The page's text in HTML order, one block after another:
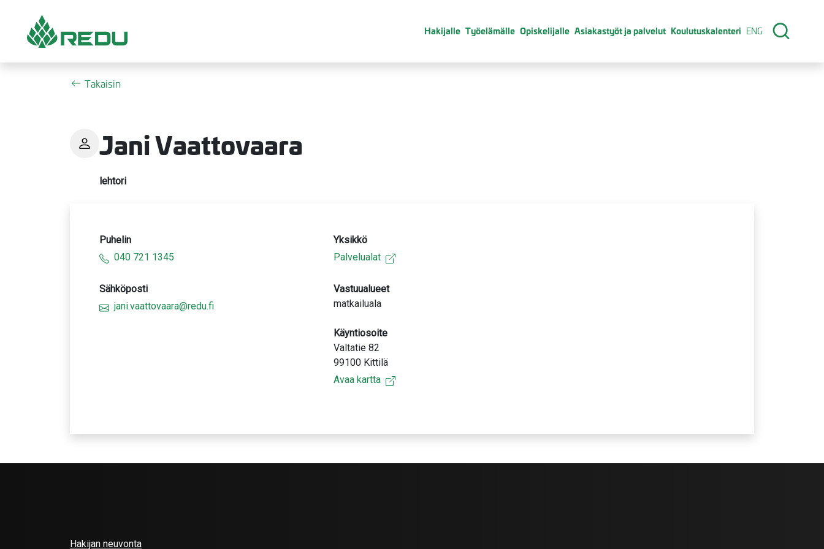
Hakijalle Työelämälle Opiskelijalle Asiakastyöt ja palvelut Koulutuskalenteri ENG
Takaisin
Jani Vaattovaara
lehtori
Puhelin
040 721 1345
Sähköposti
jani.vaattovaara@redu.fi
Yksikkö
Palvelualat
Vastuualueet
matkailuala
Käyntiosoite
Valtatie 82
99100 Kittilä
Avaa kartta
Hakijan neuvonta